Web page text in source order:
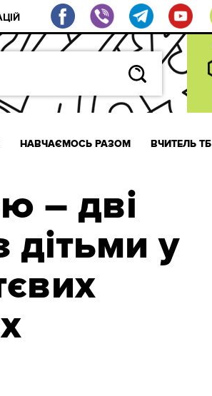
НАВЧАЄМОСЬ РАЗОМ ВЧИТЕЛЬ ТБ
– дві
дітьми у